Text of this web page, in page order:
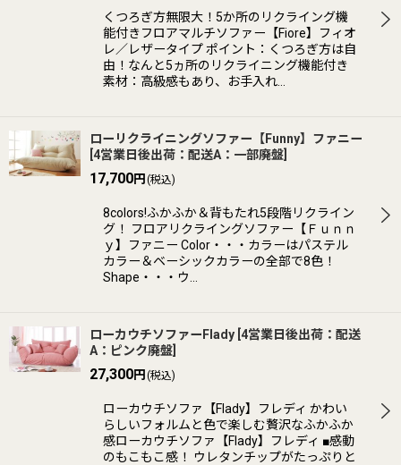
くつろぎ方無限大！5か所のリクライング機
能付きフロアマルチソファー【Fiore】フィオ
レ／レザータイプ ポイント：くつろぎ方は自
由！なんと5ヵ所のリクライニング機能付き
素材：高級感もあり、お手入れ…
ローリクライニングソファー【Funny】ファニー
4営業日後出荷：配送A：一部廃盤
17,700円 (税込)
8colors!ふかふか＆背もたれ5段階リクライン
グ！ フロアリクライングソファー【Ｆｕｎｎ
ｙ】ファニー Color・・・カラーはパステル
カラー＆ベーシックカラーの全部で8色！
Shape・・・ウ…
ローカウチソファーFlady 4営業日後出荷：配送
A：ピンク廃盤
27,300円 (税込)
ローカウチソファ【Flady】フレディ かわい
らしいフォルムと色で楽しむ贅沢なふかふか
感ローカウチソファ【Flady】フレディ ■感動
のもこもこ感！ ウレタンチップがたっぷりと